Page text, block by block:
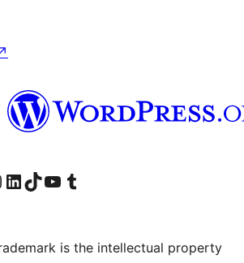
pagina Facebook
nostro account Instagram
Visita il nostro account LinkedIn
Visita il nostro account TikTok
Visita il nostro canale YouTube
Visita il nostro account Tumblr
is the intellectual property